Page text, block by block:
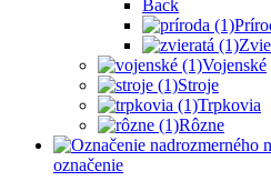
Back
Vojenské
Stroje
Trpkovia
Rôzne
označenie